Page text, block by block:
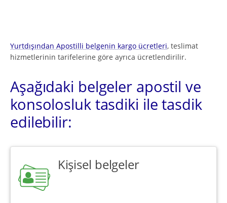
Yurtdışından Apostilli belgenin kargo ücretleri, teslimat
hizmetlerinin tarifelerine göre ayrıca ücretlendirilir.
Aşağıdaki belgeler apostil ve
konsolosluk tasdiki ile tasdik
edilebilir:
Kişisel belgeler